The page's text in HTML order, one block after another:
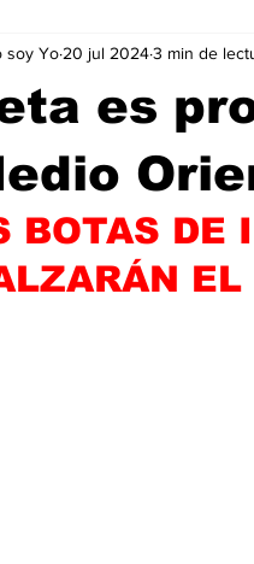
Salud
es
soy Yo 20 jul 20243 min de
BOTAS DE